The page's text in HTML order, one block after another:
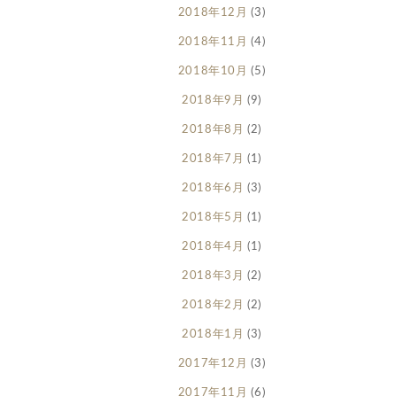
2018年12月 (3)
2018年11月 (4)
2018年10月 (5)
2018年9月 (9)
2018年8月 (2)
2018年7月 (1)
2018年6月 (3)
2018年5月 (1)
2018年4月 (1)
2018年3月 (2)
2018年2月 (2)
2018年1月 (3)
2017年12月 (3)
2017年11月 (6)